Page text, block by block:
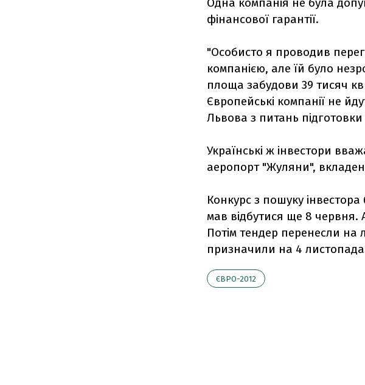
фінансової гарантії.
"Особисто я проводив
компанією, але їй було
площа забудови 39 тисяч
Європейські компанії не
Львова з питань
Українські ж інвестори
аеропорт "Жуляни",
Конкурс з пошуку
мав відбутися ще 8 червня.
Потім тендер перенесли на
призначили на 4
ЄВРО-2012